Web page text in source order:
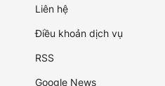
Liên hệ
Điều khoản dịch vụ
RSS
Google News